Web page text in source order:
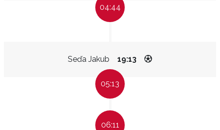
04:44
Seďa Jakub 19:13
05:13
06:11